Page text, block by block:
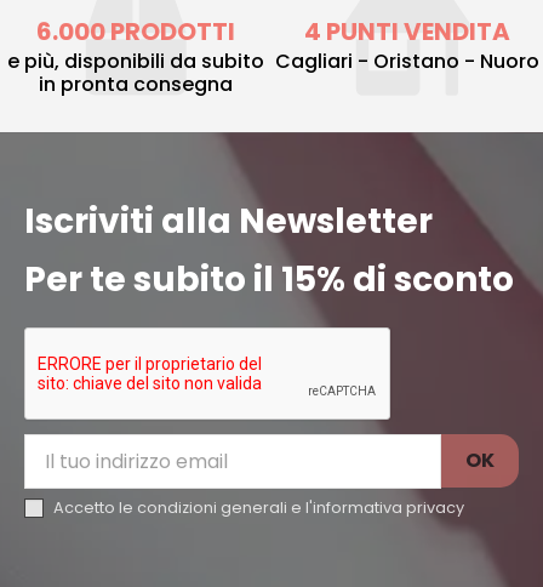
6.000 PRODOTTI
e più, disponibili da subito
in pronta consegna
4 PUNTI VENDITA
Cagliari - Oristano - Nuoro
Iscriviti alla Newsletter
Per te subito il 15% di sconto
Accetto le condizioni generali e l'informativa privacy